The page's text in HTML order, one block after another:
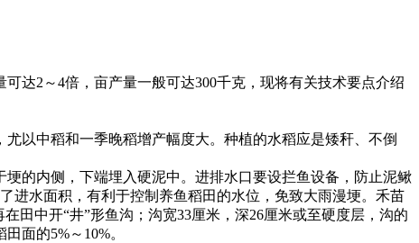
可达2 ～4倍，亩产量一般可达300千克，现将有关技术要点介绍
以中稻和一季晚稻增产幅度大。种植的水稻应是矮秆、不倒
的内侧，下端埋入硬泥中。进排水口要设拦鱼设备，防止泥鳅
进水面积，有利于控制养鱼稻田的水位，免致大雨漫埂。禾苗
在田中开“井”形鱼沟；沟宽33厘米，深26厘米或至硬度层，沟的
田面的5%～ 10%。